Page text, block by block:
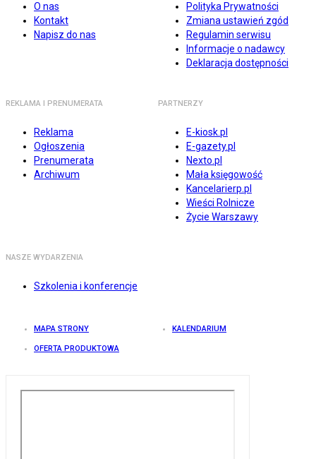
O nas
Kontakt
Napisz do nas
Polityka Prywatności
Zmiana ustawień zgód
Regulamin serwisu
Informacje o nadawcy
Deklaracja dostępności
REKLAMA I PRENUMERATA
Reklama
Ogłoszenia
Prenumerata
Archiwum
PARTNERZY
E-kiosk.pl
E-gazety.pl
Nexto.pl
Mała księgowość
Kancelarierp.pl
Wieści Rolnicze
Życie Warszawy
NASZE WYDARZENIA
Szkolenia i konferencje
MAPA STRONY KALENDARIUM
OFERTA PRODUKTOWA